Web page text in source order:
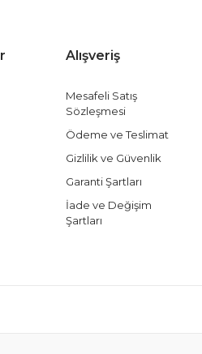
Alışveriş
Mesafeli Satış
Sözleşmesi
Ödeme ve Teslimat
Gizlilik ve Güvenlik
Garanti Şartları
İade ve Değişim
Şartları